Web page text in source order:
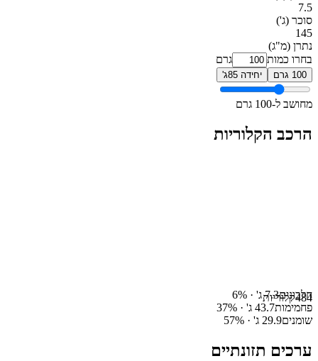
7.5
סוכר (ג')
145
נתרן (מ"ג)
בחרו כמות
גרם
100 גרם יחידה 85ג'
מחושב ל-100 גרם
הרכב הקלוריות
484קלוריותחלבונים7.3ג' · 6%
פחמימות43.7 ג' · 37%
שומנים29.9 ג' · 57%
ערכים תזונתיים